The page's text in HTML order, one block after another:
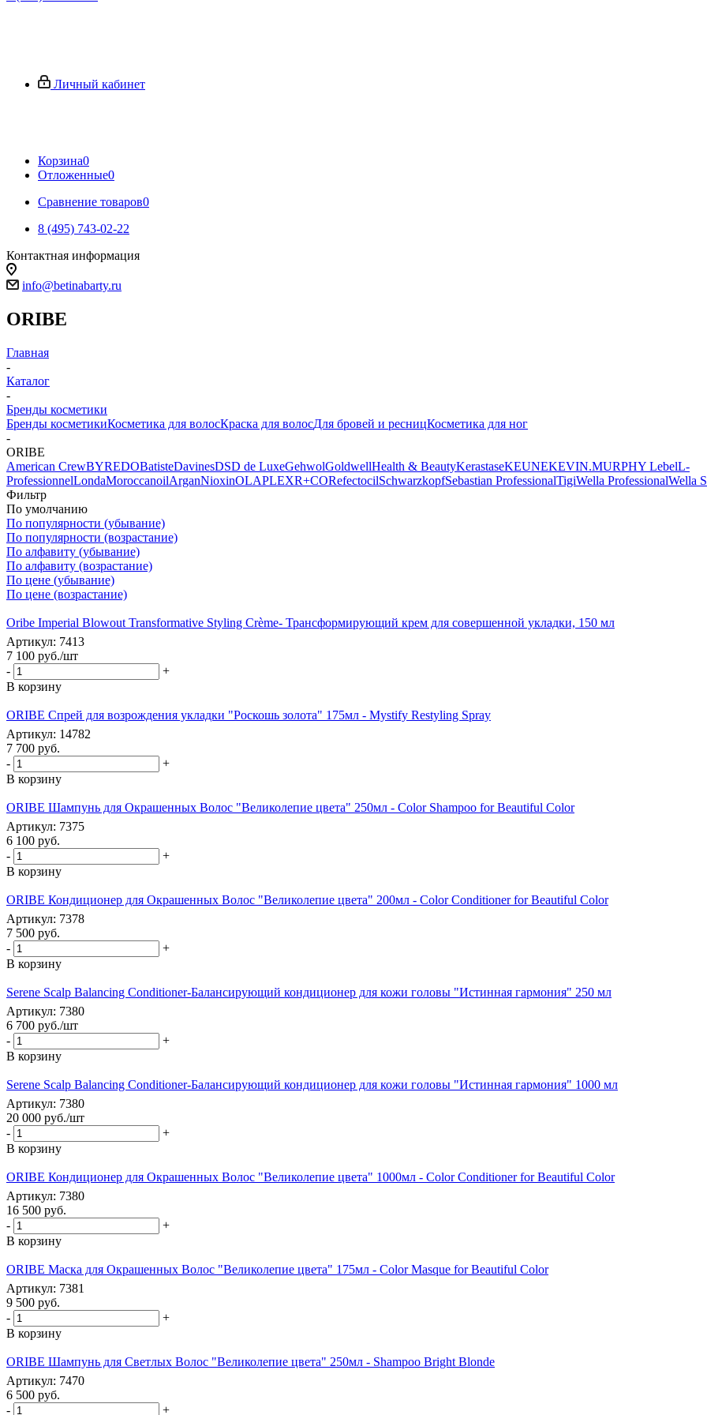
Личный кабинет
Корзина0
Отложенные0
Сравнение товаров0
8 (495) 743-02-22
Контактная информация
info@betinabarty.ru
ORIBE
Главная
-
Каталог
-
Бренды косметики
Бренды косметикиКосметика для волосКраска для волосДля бровей и ресницКосметика для ног
-
ORIBE
American CrewBYREDOBatisteDavinesDSD de LuxeGehwolGoldwellHealth & BeautyKerastaseKEUNEKEVIN.MURPHY LebelL-
ProfessionnelLondaMoroccanoilArganNiохinOLAPLEXR+CORefectocilSchwarzkopfSebastian ProfessionalTigiWella ProfessionalWella
Фильтр
По умолчанию
По популярности (убывание)
По популярности (возрастание)
По алфавиту (убывание)
По алфавиту (возрастание)
По цене (убывание)
По цене (возрастание)
Oribe Imperial Blowout Transformative Styling Crème- Трансформирующий крем для совершенной укладки, 150 мл
Артикул: 7413
7 100 руб./шт
-
+
В корзину
ORIBE Спрей для возрождения укладки "Роскошь золота" 175мл - Mystify Restyling Spray
Артикул: 14782
7 700 руб.
-
+
В корзину
ORIBE Шампунь для Окрашенных Волос "Великолепие цвета" 250мл - Color Shampoo for Beautiful Color
Артикул: 7375
6 100 руб.
-
+
В корзину
ORIBE Кондиционер для Окрашенных Волос "Великолепие цвета" 200мл - Color Conditioner for Beautiful Color
Артикул: 7378
7 500 руб.
-
+
В корзину
Serene Scalp Balancing Conditioner-Балансирующий кондиционер для кожи головы "Истинная гармония" 250 мл
Артикул: 7380
6 700 руб./шт
-
+
В корзину
Serene Scalp Balancing Conditioner-Балансирующий кондиционер для кожи головы "Истинная гармония" 1000 мл
Артикул: 7380
20 000 руб./шт
-
+
В корзину
ORIBE Кондиционер для Окрашенных Волос "Великолепие цвета" 1000мл - Color Conditioner for Beautiful Color
Артикул: 7380
16 500 руб.
-
+
В корзину
ORIBE Маска для Окрашенных Волос "Великолепие цвета" 175мл - Color Masque for Beautiful Color
Артикул: 7381
9 500 руб.
-
+
В корзину
ORIBE Шампунь для Светлых Волос "Великолепие цвета" 250мл - Shampoo Bright Blonde
Артикул: 7470
6 500 руб.
-
+